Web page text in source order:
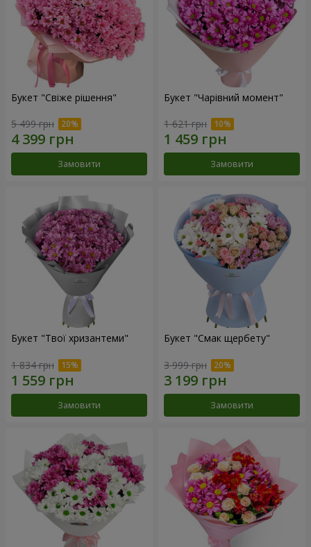
Букет "Свіже рішення"
5 499 грн
Замовити
Букет "Чарівний момент"
1 621 грн
Замовити
Букет "Твої хризантеми"
1 834 грн
Замовити
Букет "Смак щербету"
3 999 грн
Замовити